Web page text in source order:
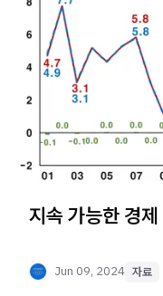
지속 가능한 경
Jun 09, 2024 자료